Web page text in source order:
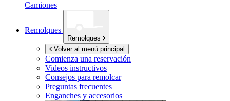
Camiones
Remolques
Remolques
Volver al menú principal
Comienza una reservación
Videos instructivos
Consejos para remolcar
Preguntas frecuentes
Enganches y accesorios